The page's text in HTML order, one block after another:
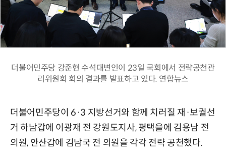
더불어민주당 강준현 수석대변인이 23일 국회에서 전략공천관
리위원회 회의 결과를 발표하고 있다. 연합뉴스
더불어민주당이 6·3 지방선거와 함께 치러질 재·보궐선
거 하남갑에 이광재 전 강원도지사, 평택을에 김용남 전
의원, 안산갑에 김남국 전 의원을 각각 전략 공천했다.